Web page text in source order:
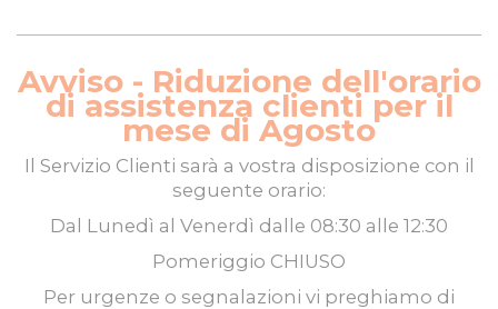
Avviso - Riduzione dell'orario
di assistenza clienti per il
mese di Agosto
Il Servizio Clienti sarà a vostra disposizione con il
seguente orario:
Dal Lunedì al Venerdì dalle 08:30 alle 12:30
Pomeriggio CHIUSO
Per urgenze o segnalazioni vi preghiamo di